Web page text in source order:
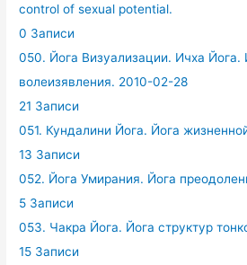
control of sexual potential.
0 Записи
050. Йога Визуализации. Ичха Йога.
волеизявления. 2010-02-28
21 Записи
051. Кундалини Йога. Йога
13 Записи
052. Йога Умирания. Йога
5 Записи
053. Чакра Йога. Йога структур
15 Записи